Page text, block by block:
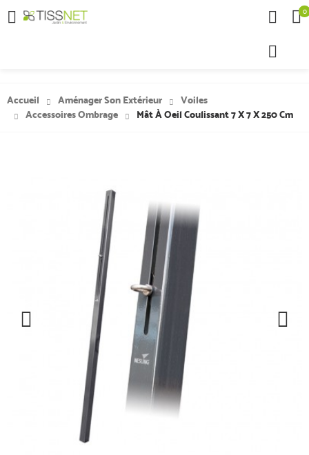
 0
Accueil Aménager Son Extérieur
Voiles
Accessoires Ombrage
Mât À Oeil Coulissant 7 X 7 X 250 Cm